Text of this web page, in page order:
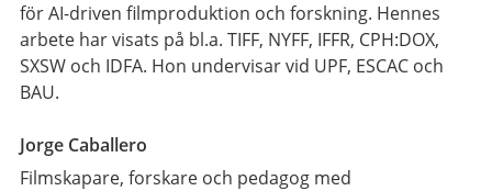
för AI-driven filmproduktion och forskning. Hennes
arbete har visats på bl.a. TIFF, NYFF, IFFR, CPH:DOX,
SXSW och IDFA. Hon undervisar vid UPF, ESCAC och
BAU.
Jorge Caballero
Filmskapare, forskare och pedagog med